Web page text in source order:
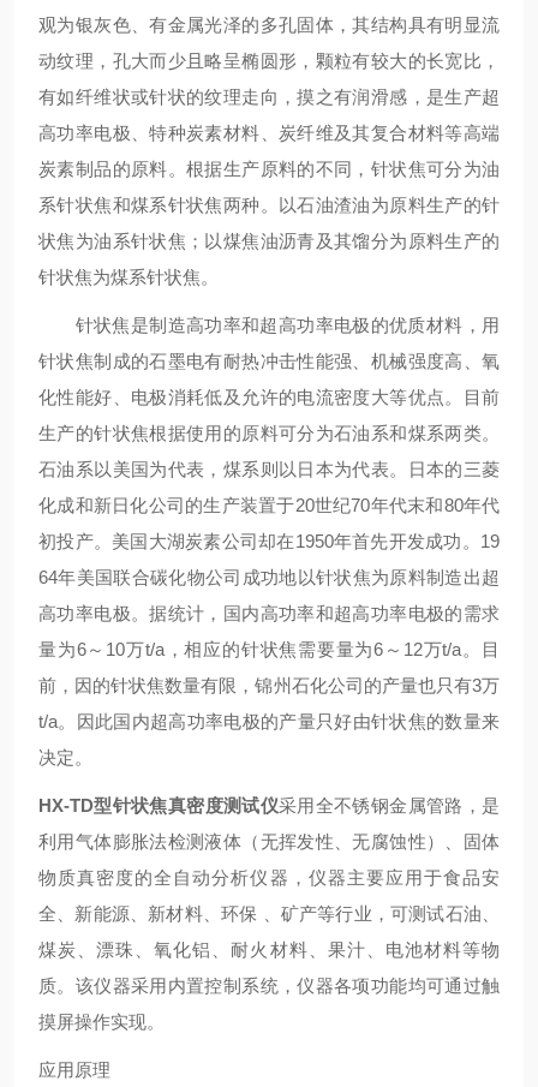
观为银灰色、有金属光泽的多孔固体，其结构具有明显流
动纹理，孔大而少且略呈椭圆形，颗粒有较大的长宽比，
有如纤维状或针状的纹理走向，摸之有润滑感，是生产超
高功率电极、特种炭素材料、炭纤维及其复合材料等高端
炭素制品的原料。根据生产原料的不同，针状焦可分为油
系针状焦和煤系针状焦两种。以石油渣油为原料生产的针
状焦为油系针状焦；以煤焦油沥青及其馏分为原料生产的
针状焦为煤系针状焦。
针状焦是制造高功率和超高功率电极的优质材料，用
针状焦制成的石墨电有耐热冲击性能强、机械强度高、氧
化性能好、电极消耗低及允许的电流密度大等优点。目前
生产的针状焦根据使用的原料可分为石油系和煤系两类。
石油系以美国为代表，煤系则以日本为代表。日本的三菱
化成和新日化公司的生产装置于20世纪70年代末和80年代
初投产。美国大湖炭素公司却在1950年首先开发成功。 19
64年美国联合碳化物公司成功地以针状焦为原料制造出超
高功率电极。据统计，国内高功率和超高功率电极的需求
量为6～ 10万t/a，相应的针状焦需要量为6 ～ 12万t/a。目
前，因的针状焦数量有限，锦州石化公司的产量也只有3万
t/a。因此国内超高功率电极的产量只好由针状焦的数量来
决定。
HX-TD型针状焦真密度测试仪采用全不锈钢金属管路，是
利用气体膨胀法检测液体（无挥发性、无腐蚀性）、固体
物质真密度的全自动分析仪器，仪器主要应用于食品安
全、新能源、新材料、环保
、矿产等行业，可测试石油、
煤炭、漂珠、氧化铝、耐火材料、果汁、电池材料等物
质。该仪器采用内置控制系统，仪器各项功能均可通过触
摸屏操作实现。
应用原理